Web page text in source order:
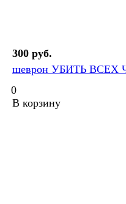
300 руб.
шеврон УБИТЬ ВСЕХ
0
В корзину